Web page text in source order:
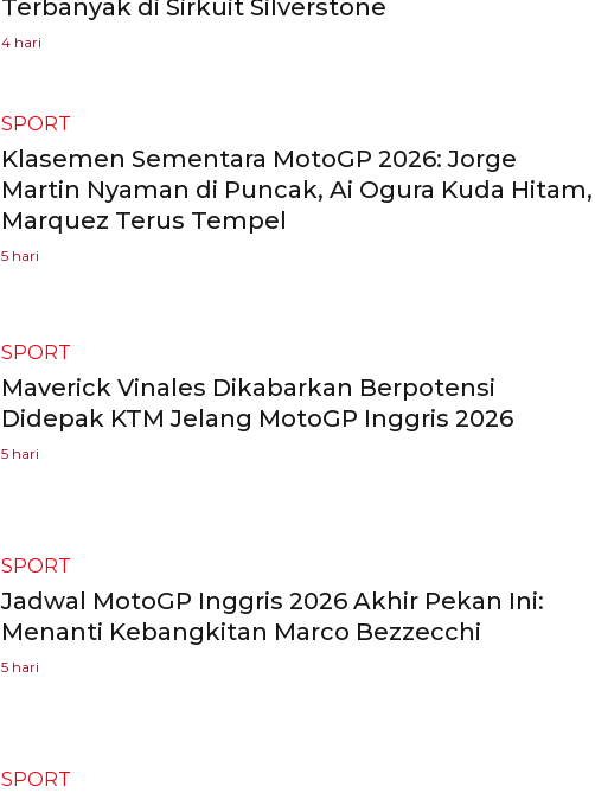
Terbanyak di Sirkuit Silverstone
4 hari
SPORT
Klasemen Sementara MotoGP 2026: Jorge
Martin Nyaman di Puncak, Ai Ogura Kuda Hitam,
Marquez Terus Tempel
5 hari
SPORT
Maverick Vinales Dikabarkan Berpotensi
Didepak KTM Jelang MotoGP Inggris 2026
5 hari
SPORT
Jadwal MotoGP Inggris 2026 Akhir Pekan Ini:
Menanti Kebangkitan Marco Bezzecchi
5 hari
SPORT